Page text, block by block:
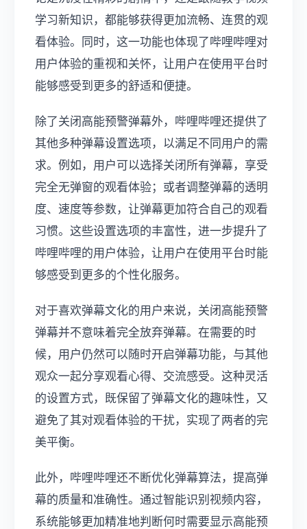
学习新知识，都能够获得更加流畅、连贯的观
看体验。同时，这一功能也体现了哔哩哔哩对
用户体验的重视和关怀，让用户在使用平台时
能够感受到更多的舒适和便捷。
除了关闭高能预警弹幕外，哔哩哔哩还提供了
其他多种弹幕设置选项，以满足不同用户的需
求。例如，用户可以选择关闭所有弹幕，享受
完全无弹窗的观看体验；或者调整弹幕的透明
度、速度等参数，让弹幕更加符合自己的观看
习惯。这些设置选项的丰富性，进一步提升了
哔哩哔哩的用户体验，让用户在使用平台时能
够感受到更多的个性化服务。
对于喜欢弹幕文化的用户来说，关闭高能预警
弹幕并不意味着完全放弃弹幕。在需要的时
候，用户仍然可以随时开启弹幕功能，与其他
观众一起分享观看心得、交流感受。这种灵活
的设置方式，既保留了弹幕文化的趣味性，又
避免了其对观看体验的干扰，实现了两者的完
美平衡。
此外，哔哩哔哩还不断优化弹幕算法，提高弹
幕的质量和准确性。通过智能识别视频内容，
系统能够更加精准地判断何时需要显示高能预